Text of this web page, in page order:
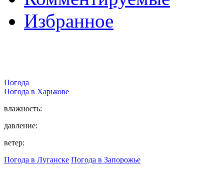
Избранное
Погода
Погода в Харькове
влажность:
давление:
ветер:
Погода в Луганске Погода в Запорожье